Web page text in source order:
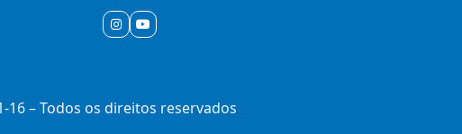
16 – Todos os direitos reservados